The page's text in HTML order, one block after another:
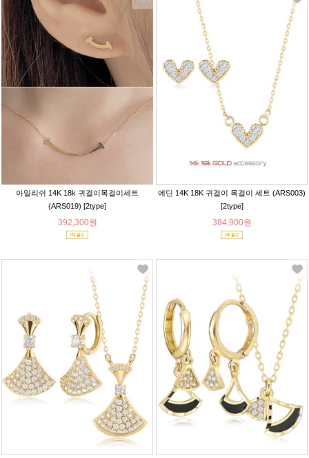
아일리쉬 14K 18k 귀걸이목걸이세트
(ARS019) [2type]
392,300원
에딘 14K 18K 귀걸이 목걸이 세트 (ARS003)
[2type]
384,900원